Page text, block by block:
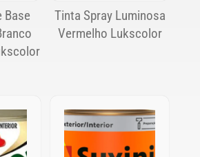
Base
Tinta Spray Luminosa
Vermelho Lukscolor